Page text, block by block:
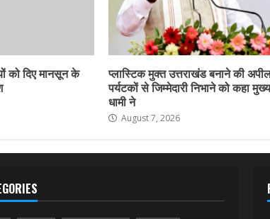
को दिए मानसून के
प्लास्टिक मुक्त उत्तराखंड बनाने की
पर्यटकों से जिम्मेदारी निभाने को कहा
धामी ने
August 7, 2026